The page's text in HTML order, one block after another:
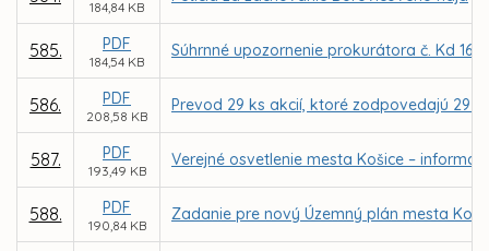
184,84 KB
585. PDF
184,54 KB
Súhrnné upozornenie prokurátora č. Kd
586. PDF
208,58 KB
Prevod 29 ks akcií, ktoré zodpovedajú 29
587. PDF
193,49 KB
Verejné osvetlenie mesta Košice –
588. PDF
190,84 KB
Zadanie pre nový Územný plán mesta